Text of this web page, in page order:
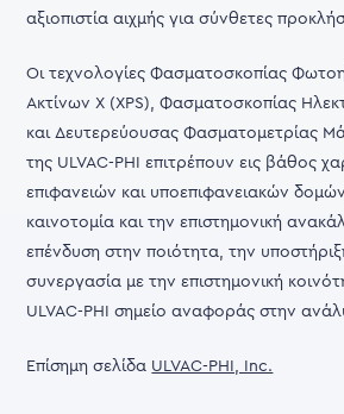
αξιοπιστία αιχμής για σύνθετες
Οι τεχνολογίες Φασματοσκοπίας
Ακτίνων Χ (XPS), Φασματοσκοπίας
και Δευτερεύουσας Φασματομετρίας
της ULVAC-PHI επιτρέπουν εις βάθος
επιφανειών και υποεπιφανειακών
καινοτομία και την επιστημονική
επένδυση στην ποιότητα, την
συνεργασία με την επιστημονική
ULVAC-PHI σημείο αναφοράς στην
Επίσημη σελίδα ULVAC-PHI, Inc.